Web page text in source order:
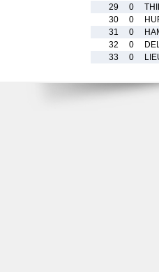
29
0
30
0
31
0
32
0
33
0